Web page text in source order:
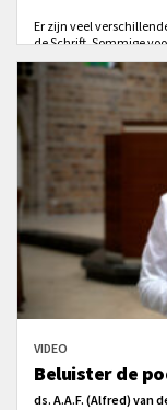
Er zijn veel
de Schrift. Sommige
verkondigen vanuit het
exegetische principes
VIDEO
Beluister de
ds. A.A.F. (Alfred) van